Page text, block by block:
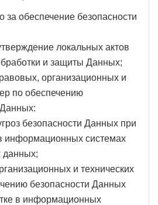
за обеспечение безопасности
локальных актов
и защиты Данных;
организационных и
по обеспечению
безопасности Данных при
информационных системах
данных;
и технических
безопасности Данных
в информационных